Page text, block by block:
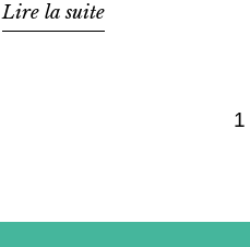
Lire la suite
1